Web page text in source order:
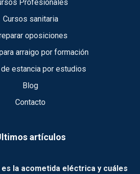
Profesionales
Cursos sanitaria
oposiciones
arraigo por formación
estancia por estudios
Blog
Contacto
artículos
es la acometida eléctrica y cuáles